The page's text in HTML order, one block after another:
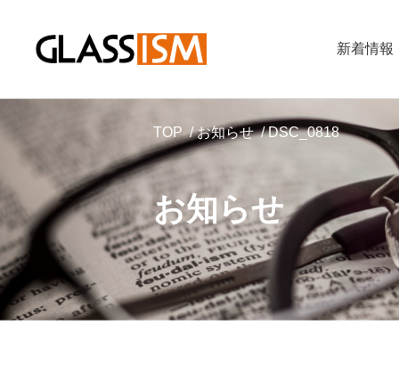
新着情報
お知らせ
TOP お知らせ DSC_0818